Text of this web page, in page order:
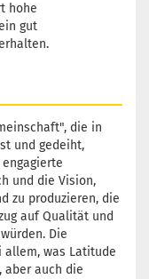
hohe
gut
die in
und gedeiht,
und die Vision,
zu produzieren, die
auf Qualität und
Die
was Latitude
aber auch die